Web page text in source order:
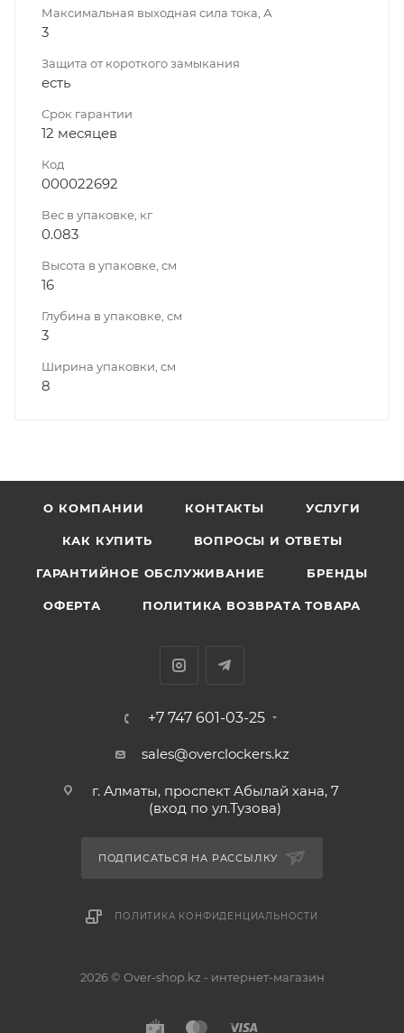
Максимальная выходная сила тока, А
3
Защита от короткого замыкания
есть
Срок гарантии
12 месяцев
Код
000022692
Вес в упаковке, кг
0.083
Высота в упаковке, см
16
Глубина в упаковке, см
3
Ширина упаковки, см
8
О КОМПАНИИ КОНТАКТЫ УСЛУГИ
КАК КУПИТЬ ВОПРОСЫ И ОТВЕТЫ
ГАРАНТИЙНОЕ ОБСЛУЖИВАНИЕ БРЕНДЫ
ОФЕРТА ПОЛИТИКА ВОЗВРАТА ТОВАРА
+7 747 601-03-25
sales@overclockers.kz
г. Алматы, проспект Абылай хана, 7
(вход по ул.Тузова)
ПОДПИСАТЬСЯ НА РАССЫЛКУ
ПОЛИТИКА КОНФИДЕНЦИАЛЬНОСТИ
2026 © Over-shop.kz - интернет-магазин